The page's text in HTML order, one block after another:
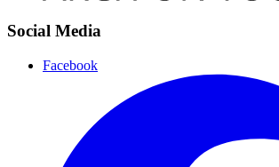
Social Media
Facebook